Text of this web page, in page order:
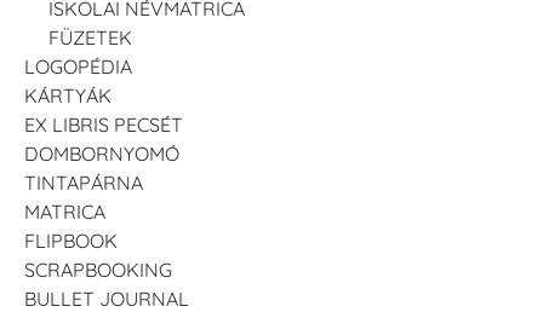
ISKOLAI NÉVMATRICA
FÜZETEK
LOGOPÉDIA
KÁRTYÁK
EX LIBRIS PECSÉT
DOMBORNYOMÓ
TINTAPÁRNA
MATRICA
FLIPBOOK
SCRAPBOOKING
BULLET JOURNAL